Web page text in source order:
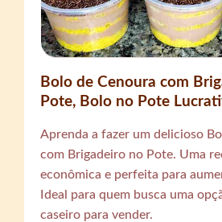
Bolo de Cenoura com
Pote, Bolo no Pote
Aprenda a fazer um delicioso
com Brigadeiro no Pote. Uma
econômica e perfeita para
Ideal para quem busca uma
caseiro para vender.